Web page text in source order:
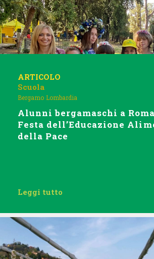
ARTICOLO
Scuola
Bergamo Lombardia
Alunni bergamaschi a
Festa dell’Educazione
della Pace
Leggi tutto